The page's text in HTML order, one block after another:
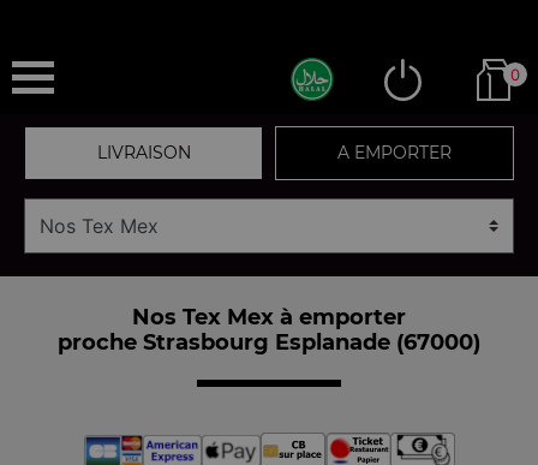
0
LIVRAISON A EMPORTER
Nos Tex Mex à emporter
proche Strasbourg Esplanade (67000)